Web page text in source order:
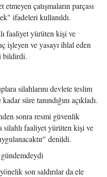
çatışmaların parçası
ifadeleri kullanıldı.
faaliyet yürüten kişi ve
işleyen ve yasayı ihlal eden
bildirdi.
silahlarını devlete teslim
süre tanındığını açıkladı.
sonra resmi güvenlik
silahlı faaliyet yürüten kişi ve
denildi.
son saldırılar da ele